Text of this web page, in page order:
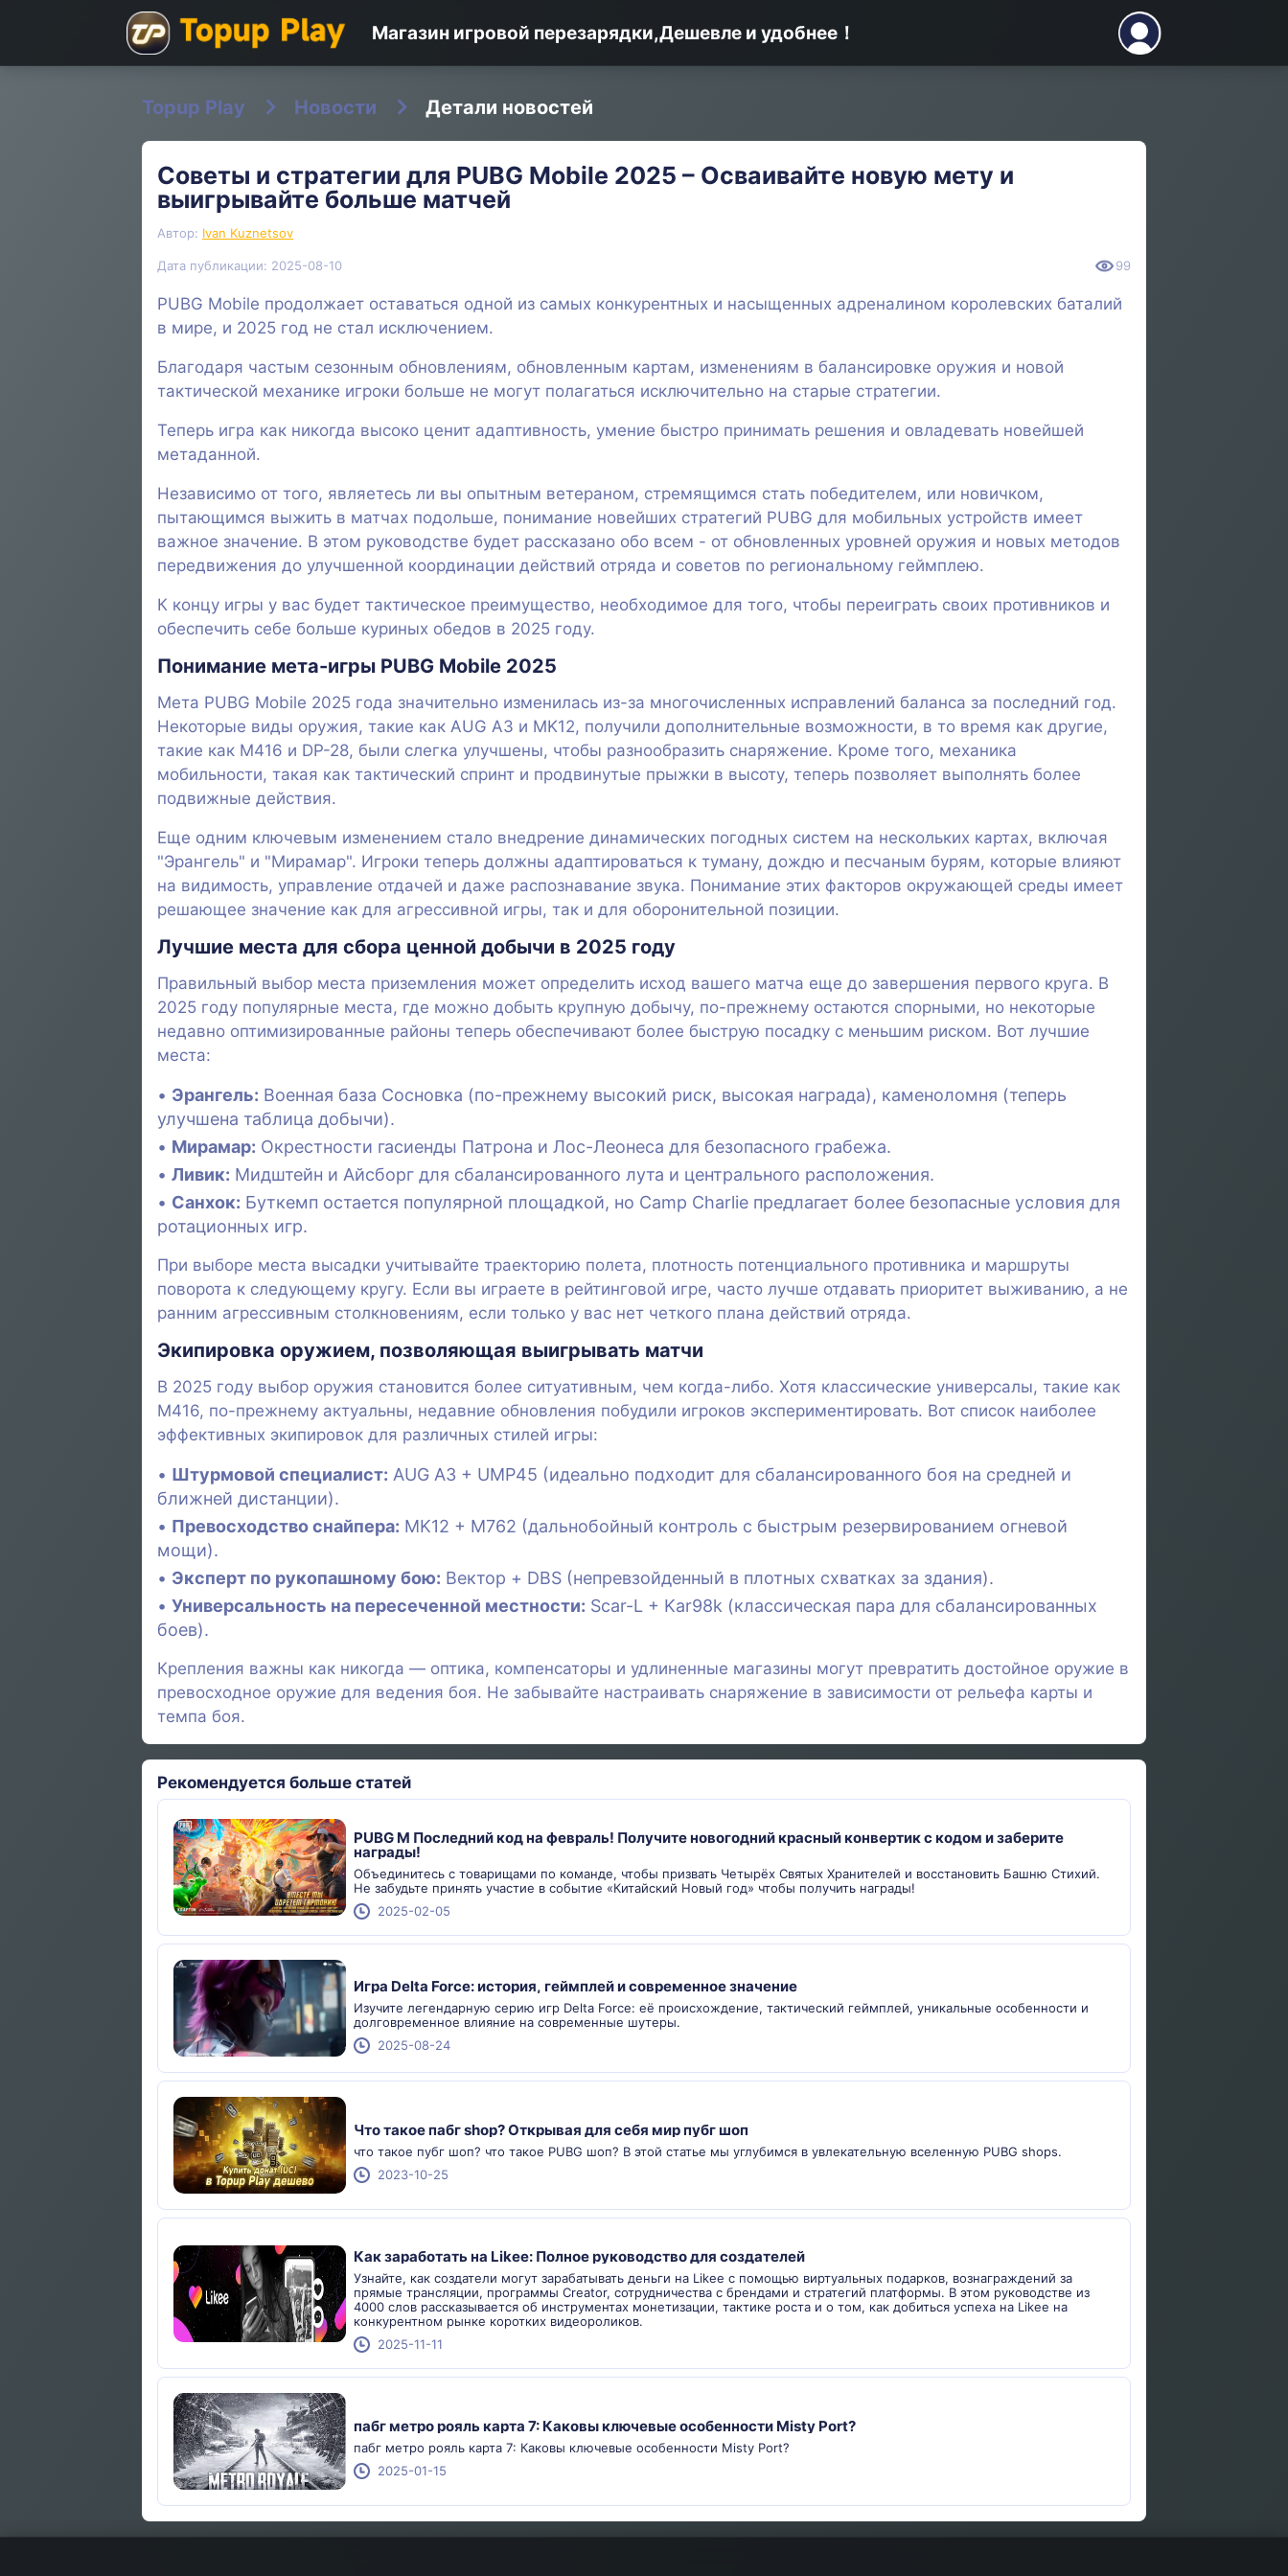
Магазин игровой перезарядки,Дешевле и удобнее！
Topup Play Новости Детали новостей
Советы и стратегии для PUBG Mobile 2025 – Осваивайте новую мету и
выигрывайте больше матчей
Автор: Ivan Kuznetsov
Дата публикации: 2025-08-10 99
PUBG Mobile продолжает оставаться одной из самых конкурентных и насыщенных адреналином королевских баталий
в мире, и 2025 год не стал исключением.
Благодаря частым сезонным обновлениям, обновленным картам, изменениям в балансировке оружия и новой
тактической механике игроки больше не могут полагаться исключительно на старые стратегии.
Теперь игра как никогда высоко ценит адаптивность, умение быстро принимать решения и овладевать новейшей
метаданной.
Независимо от того, являетесь ли вы опытным ветераном, стремящимся стать победителем, или новичком,
пытающимся выжить в матчах подольше, понимание новейших стратегий PUBG для мобильных устройств имеет
важное значение. В этом руководстве будет рассказано обо всем - от обновленных уровней оружия и новых методов
передвижения до улучшенной координации действий отряда и советов по региональному геймплею.
К концу игры у вас будет тактическое преимущество, необходимое для того, чтобы переиграть своих противников и
обеспечить себе больше куриных обедов в 2025 году.
Понимание мета-игры PUBG Mobile 2025
Мета PUBG Mobile 2025 года значительно изменилась из-за многочисленных исправлений баланса за последний год.
Некоторые виды оружия, такие как AUG A3 и MK12, получили дополнительные возможности, в то время как другие,
такие как M416 и DP-28, были слегка улучшены, чтобы разнообразить снаряжение. Кроме того, механика
мобильности, такая как тактический спринт и продвинутые прыжки в высоту, теперь позволяет выполнять более
подвижные действия.
Еще одним ключевым изменением стало внедрение динамических погодных систем на нескольких картах, включая
"Эрангель" и "Мирамар". Игроки теперь должны адаптироваться к туману, дождю и песчаным бурям, которые влияют
на видимость, управление отдачей и даже распознавание звука. Понимание этих факторов окружающей среды имеет
решающее значение как для агрессивной игры, так и для оборонительной позиции.
Лучшие места для сбора ценной добычи в 2025 году
Правильный выбор места приземления может определить исход вашего матча еще до завершения первого круга. В
2025 году популярные места, где можно добыть крупную добычу, по-прежнему остаются спорными, но некоторые
недавно оптимизированные районы теперь обеспечивают более быструю посадку с меньшим риском. Вот лучшие
места:
Эрангель: Военная база Сосновка (по-прежнему высокий риск, высокая награда), каменоломня (теперь
улучшена таблица добычи).
Мирамар: Окрестности гасиенды Патрона и Лос-Леонеса для безопасного грабежа.
Ливик: Мидштейн и Айсборг для сбалансированного лута и центрального расположения.
Санхок: Буткемп остается популярной площадкой, но Camp Charlie предлагает более безопасные условия для
ротационных игр.
При выборе места высадки учитывайте траекторию полета, плотность потенциального противника и маршруты
поворота к следующему кругу. Если вы играете в рейтинговой игре, часто лучше отдавать приоритет выживанию, а не
ранним агрессивным столкновениям, если только у вас нет четкого плана действий отряда.
Экипировка оружием, позволяющая выигрывать матчи
В 2025 году выбор оружия становится более ситуативным, чем когда-либо. Хотя классические универсалы, такие как
M416, по-прежнему актуальны, недавние обновления побудили игроков экспериментировать. Вот список наиболее
эффективных экипировок для различных стилей игры:
Штурмовой специалист: AUG A3 + UMP45 (идеально подходит для сбалансированного боя на средней и
ближней дистанции).
Превосходство снайпера: MK12 + M762 (дальнобойный контроль с быстрым резервированием огневой
мощи).
Эксперт по рукопашному бою: Вектор + DBS (непревзойденный в плотных схватках за здания).
Универсальность на пересеченной местности: Scar-L + Kar98k (классическая пара для сбалансированных
боев).
Крепления важны как никогда — оптика, компенсаторы и удлиненные магазины могут превратить достойное оружие в
превосходное оружие для ведения боя. Не забывайте настраивать снаряжение в зависимости от рельефа карты и
темпа боя.
Рекомендуется больше статей
PUBG M Последний код на февраль! Получите новогодний красный конвертик с кодом и заберите
награды!
Объединитесь с товарищами по команде, чтобы призвать Четырёх Святых Хранителей и восстановить Башню Стихий.
Не забудьте принять участие в событие «Китайский Новый год» чтобы получить награды!
2025-02-05
Игра Delta Force: история, геймплей и современное значение
Изучите легендарную серию игр Delta Force: её происхождение, тактический геймплей, уникальные особенности и
долговременное влияние на современные шутеры.
2025-08-24
Что такое пабг shop? Открывая для себя мир пубг шоп
что такое пубг шоп? что такое PUBG шоп? В этой статье мы углубимся в увлекательную вселенную PUBG shops.
2023-10-25
Как заработать на Likee: Полное руководство для создателей
Узнайте, как создатели могут зарабатывать деньги на Likee с помощью виртуальных подарков, вознаграждений за
прямые трансляции, программы Creator, сотрудничества с брендами и стратегий платформы. В этом руководстве из
4000 слов рассказывается об инструментах монетизации, тактике роста и о том, как добиться успеха на Likee на
конкурентном рынке коротких видеороликов.
2025-11-11
пабг метро рояль карта 7: Каковы ключевые особенности Misty Port?
пабг метро рояль карта 7: Каковы ключевые особенности Misty Port?
2025-01-15